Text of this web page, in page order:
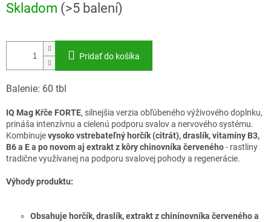
Skladom (>5 balení)
Pridať do košíka
Balenie: 60 tbl
IQ Mag Kŕče FORTE, silnejšia verzia obľúbeného výživového doplnku,
prináša intenzívnu a cielenú podporu svalov a nervového systému.
Kombinujevysoko vstrebateľný horčík (citrát), draslík, vitamíny B3,
B6 a E a po novom aj extrakt z kôry chinovníka červeného- rastliny
tradične využívanej na podporu svalovej pohody a regenerácie.
Výhody produktu:
Obsahuje horčík, draslík, extrakt z chinínovníka červeného a